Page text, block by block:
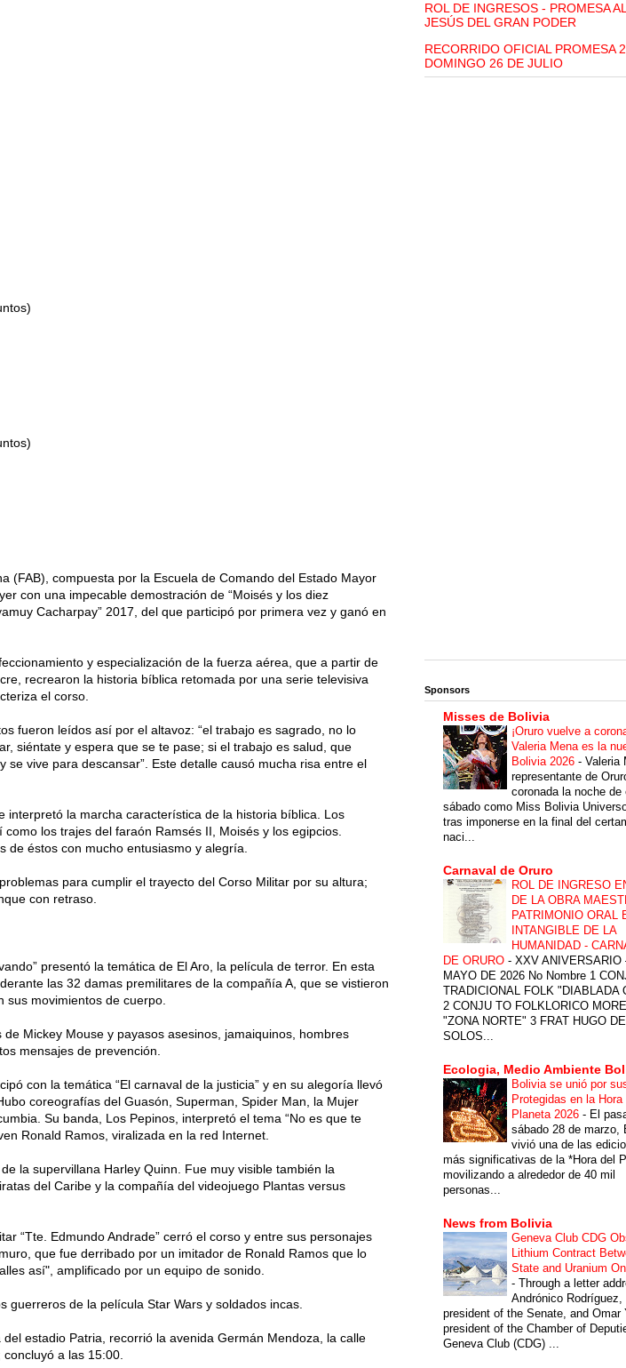
(FAB), compuesta por la Escuela de Comando del Estado Mayor
con una impecable demostración de “Moisés y los diez
Cacharpay” 2017, del que participó por primera vez y ganó en
y especialización de la fuerza aérea, que a partir de
recrearon la historia bíblica retomada por una serie televisiva
el corso.
fueron leídos así por el altavoz: “el trabajo es sagrado, no lo
siéntate y espera que se te pase; si el trabajo es salud, que
se vive para descansar”. Este detalle causó mucha risa entre el
interpretó la marcha característica de la historia bíblica. Los
los trajes del faraón Ramsés II, Moisés y los egipcios.
de éstos con mucho entusiasmo y alegría.
para cumplir el trayecto del Corso Militar por su altura;
con retraso.
presentó la temática de El Aro, la película de terror. En esta
las 32 damas premilitares de la compañía A, que se vistieron
sus movimientos de cuerpo.
de Mickey Mouse y payasos asesinos, jamaiquinos, hombres
mensajes de prevención.
con la temática “El carnaval de la justicia” y en su alegoría llevó
coreografías del Guasón, Superman, Spider Man, la Mujer
Su banda, Los Pepinos, interpretó el tema “No es que te
Ronald Ramos, viralizada en la red Internet.
la supervillana Harley Quinn. Fue muy visible también la
del Caribe y la compañía del videojuego Plantas versus
“Tte. Edmundo Andrade” cerró el corso y entre sus personajes
que fue derribado por un imitador de Ronald Ramos que lo
así", amplificado por un equipo de sonido.
guerreros de la película Star Wars y soldados incas.
estadio Patria, recorrió la avenida Germán Mendoza, la calle
concluyó a las 15:00.
ROL DE INGRESOS - PROMESA
JESÚS DEL GRAN PODER
RECORRIDO OFICIAL PROMESA
DOMINGO 26 DE JULIO
Sponsors
Misses de Bolivia
¡Oruro vuelve a
Valeria Mena es la
Bolivia 2026 - Valeria
representante de
coronada la noche de
sábado como Miss Bolivia
tras imponerse en la final del
naci...
Carnaval de Oruro
ROL DE INGRESO
DE LA OBRA
PATRIMONIO ORAL
INTANGIBLE DE LA
HUMANIDAD -
DE ORURO - XXV ANIVERSARIO
MAYO DE 2026 No Nombre 1
TRADICIONAL FOLK "DIABLADA
2 CONJU TO FOLKLORICO
"ZONA NORTE" 3 FRAT HUGO
SOLOS...
Ecologia, Medio Ambiente
Bolivia se unió por
Protegidas en la Hora
Planeta 2026 - El
sábado 28 de marzo,
vivió una de las
más significativas de la *Hora del
movilizando a alrededor de 40 mil
personas...
News from Bolivia
Geneva Club CDG
Lithium Contract
State and Uranium
- Through a letter
Andrónico Rodríguez,
president of the Senate, and Omar
president of the Chamber of
Geneva Club (CDG) ...